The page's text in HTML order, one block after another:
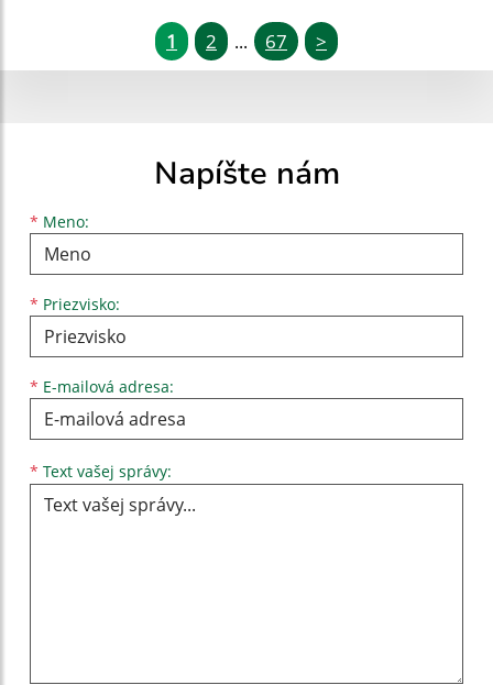
1 2 ... 67 >
Napíšte nám
* Meno:
Meno
* Priezvisko:
Priezvisko
* E-mailová adresa:
E-mailová adresa
* Text vašej správy: